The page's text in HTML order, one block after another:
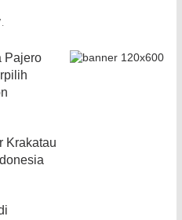
Pajero
Krakatau